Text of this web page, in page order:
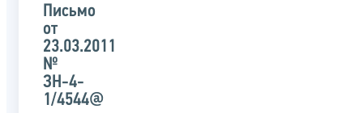
органом
письма
Письмо
от
23.03.2011
№
ЗН-4-
1/4544@